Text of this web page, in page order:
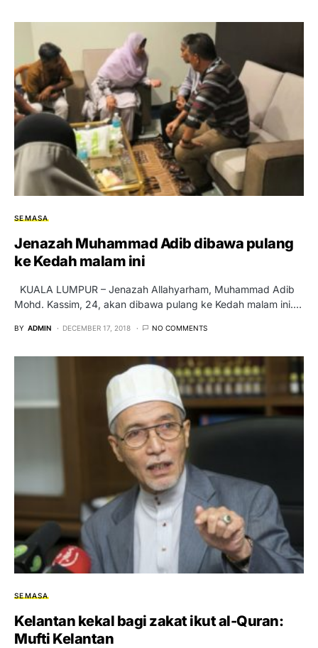
SEMASA
Jenazah Muhammad Adib dibawa pulang
ke Kedah malam ini
KUALA LUMPUR – Jenazah Allahyarham, Muhammad Adib
Mohd. Kassim, 24, akan dibawa pulang ke Kedah malam ini.…
BY ADMIN DECEMBER 17, 2018 NO COMMENTS
SEMASA
Kelantan kekal bagi zakat ikut al-Quran:
Mufti Kelantan